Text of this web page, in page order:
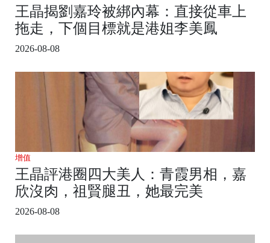
王晶揭劉嘉玲被綁內幕：直接從車上
拖走，下個目標就是港姐李美鳳
2026-08-08
增值
王晶評港圈四大美人：青霞男相，嘉
欣沒肉，祖賢腿丑，她最完美
2026-08-08